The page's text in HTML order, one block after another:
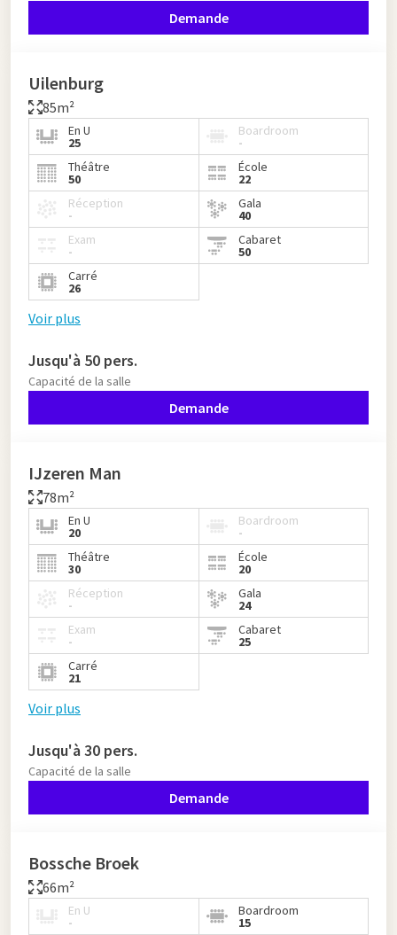
Demande
Uilenburg
85m²
En U
25
Boardroom
-
Théâtre
50
École
22
Réception
-
Gala
40
Exam
-
Cabaret
50
Carré
26
Voir plus
Jusqu'à 50 pers.
Capacité de la salle
Demande
IJzeren Man
78m²
En U
20
Boardroom
-
Théâtre
30
École
20
Réception
-
Gala
24
Exam
-
Cabaret
25
Carré
21
Voir plus
Jusqu'à 30 pers.
Capacité de la salle
Demande
Bossche Broek
66m²
En U
-
Boardroom
15